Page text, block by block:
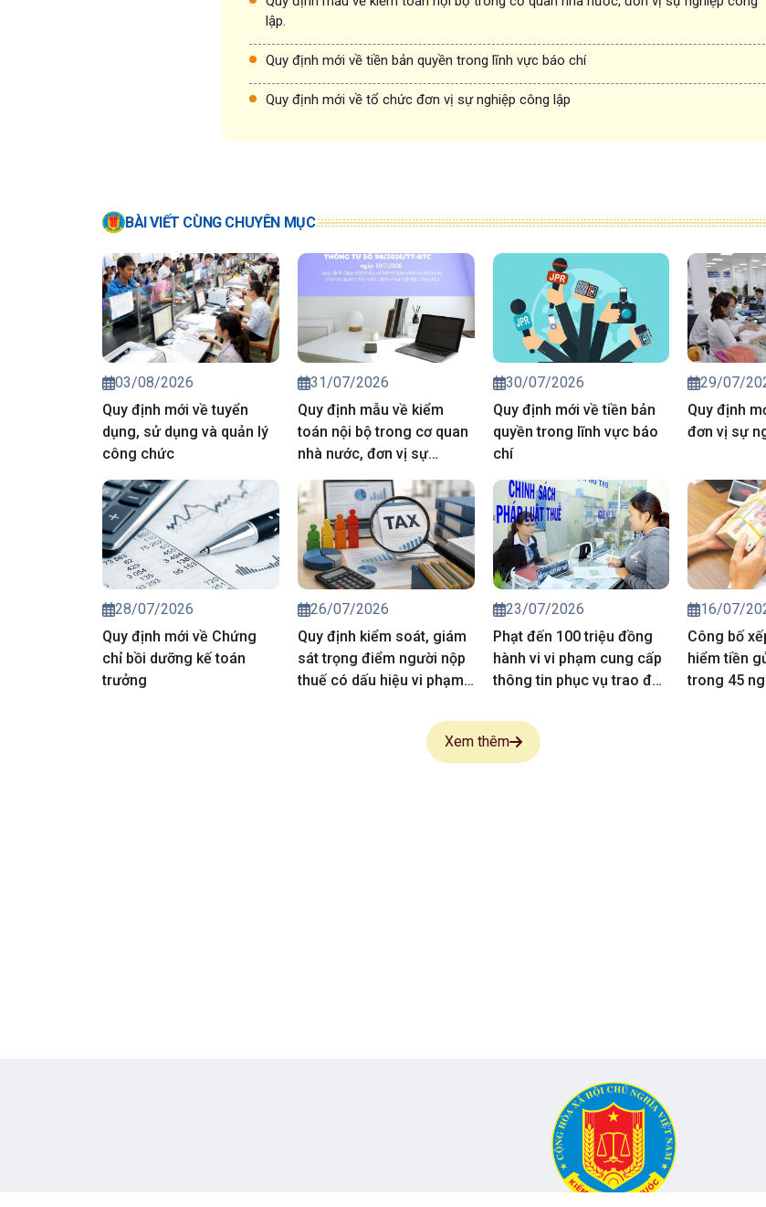
lập.
Quy định mới về tiền bản quyền trong lĩnh vực báo chí
Quy định mới về tổ chức đơn vị sự nghiệp công lập
BÀI VIẾT CÙNG CHUYÊN MỤC
03/08/2026
Quy định mới về tuyển
dụng, sử dụng và quản lý
công chức
31/07/2026
Quy định mẫu về kiểm
toán nội bộ trong cơ quan
nhà nước, đơn vị sự
nghiệp công lập.
30/07/2026
Quy định mới về tiền bản
quyền trong lĩnh vực báo
chí
29/07/
Quy định
đơn vị sự
28/07/2026
Quy định mới về Chứng
chỉ bồi dưỡng kế toán
trưởng
26/07/2026
Quy định kiểm soát, giám
sát trọng điểm người nộp
thuế có dấu hiệu vi phạm
23/07/2026
Phạt đến 100 triệu đồng
hành vi vi phạm cung cấp
thông tin phục vụ trao đổi
16/07/
Công bố
hiểm tiền
trong 45
Xem thêm